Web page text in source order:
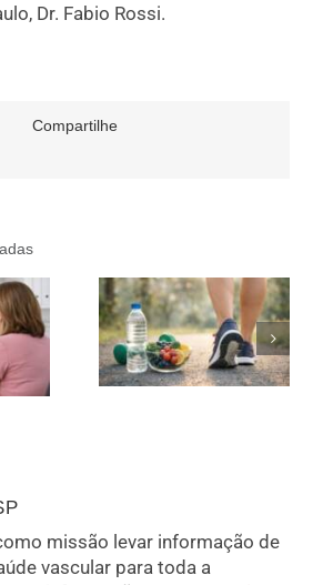
Dr. Fabio Rossi.
Compartilhe
missão levar informação de
vascular para toda a